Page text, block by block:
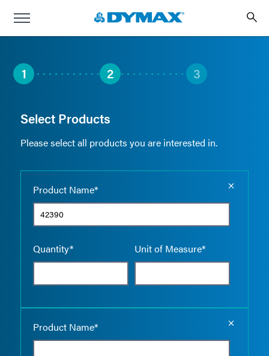
1 2 3
Select Products
Please select all products you are interested in.
Product Name*
Quantity* Unit of Measure*
Product Name*